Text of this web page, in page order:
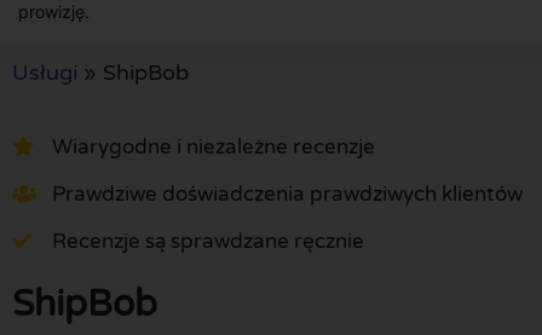
prowizję.
Usługi » ShipBob
Wiarygodne i niezależne recenzje
Prawdziwe doświadczenia prawdziwych klientów
Recenzje są sprawdzane ręcznie
ShipBob